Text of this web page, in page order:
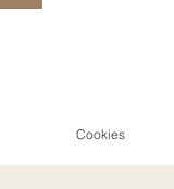
Cookies